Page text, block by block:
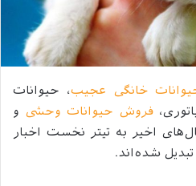
خانگی عجیب، حیوانات
فروش حیوانات وحشی و
اخیر به تیتر نخست اخبار
شده‌اند.